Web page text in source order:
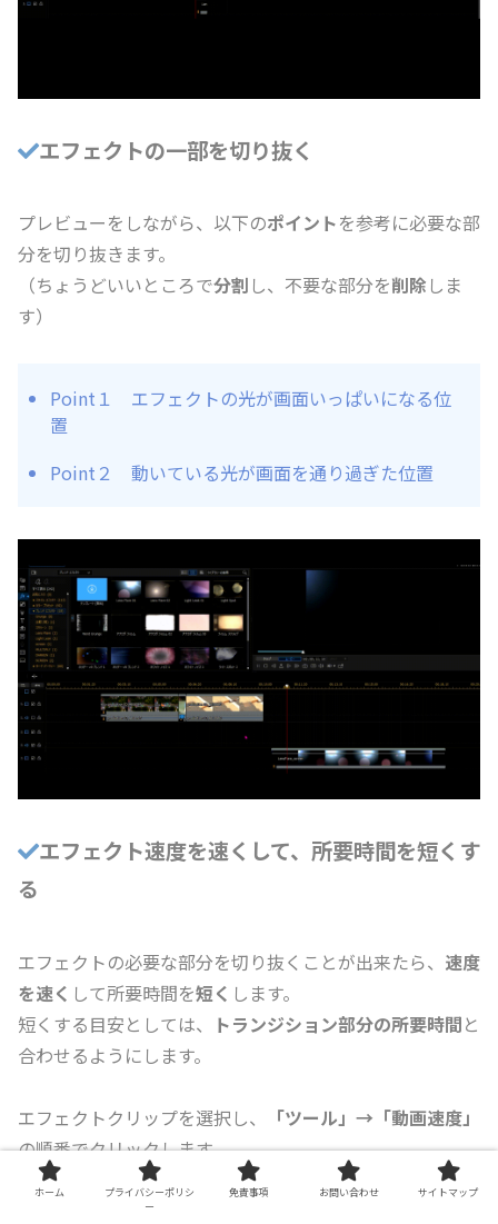
エフェクトの一部を切り抜く
プレビューをしながら、以下のポイントを参考に必要な部
分を切り抜きます。
（ちょうどいいところで分割 し、不要な部分を削除 しま
す）
Point１ エフェクトの光が画面いっぱいになる位
置
Point２ 動いている光が画面を通り過ぎた位置
エフェクト速度を速くして、所要時間を短くす
る
エフェクトの必要な部分を切り抜くことが出来たら、 速度
を速く して所要時間を短く します。
短くする目安としては、
トランジション部分の所要時間と
合わせるようにします。
エフェクトクリップを選択し、
「ツール」→「動画速度」
の順番でクリックします。
ビデオスピードデザイナー
が開きますので、
「新規の動画長さ」
ホーム
プライバシーポリシ
ー
免責事項 お問い合わせ サイトマップ